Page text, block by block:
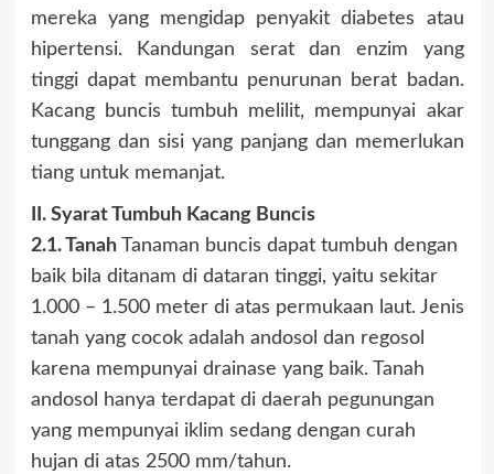
mereka yang mengidap penyakit diabetes atau
hipertensi. Kandungan serat dan enzim yang
tinggi dapat membantu penurunan berat badan.
Kacang buncis tumbuh melilit, mempunyai akar
tunggang dan sisi yang panjang dan memerlukan
tiang untuk memanjat.
II. Syarat Tumbuh Kacang Buncis
2.1. TanahTanaman buncis dapat tumbuh dengan
baik bila ditanam di dataran tinggi, yaitu sekitar
1.000 – 1.500 meter di atas permukaan laut. Jenis
tanah yang cocok adalah andosol dan regosol
karena mempunyai drainase yang baik. Tanah
andosol hanya terdapat di daerah pegunungan
yang mempunyai iklim sedang dengan curah
hujan di atas 2500 mm/tahun.